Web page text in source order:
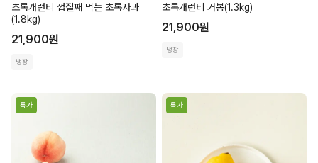
초록개런티 껍질째 먹는 초록사과
(1.8kg)
21,900원
냉장
초록개런티 거봉(1.3kg)
21,900원
냉장
특가 특가